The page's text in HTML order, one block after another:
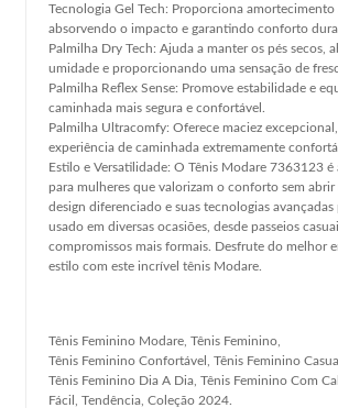
Tecnologia Gel Tech: Proporciona amortecimento
absorvendo o impacto e garantindo conforto
Palmilha Dry Tech: Ajuda a manter os pés secos,
umidade e proporcionando uma sensação de
Palmilha Reflex Sense: Promove estabilidade e
caminhada mais segura e confortável.
Palmilha Ultracomfy: Oferece maciez
experiência de caminhada extremamente
Estilo e Versatilidade: O Tênis Modare 7363123 é
para mulheres que valorizam o conforto sem abrir
design diferenciado e suas tecnologias
usado em diversas ocasiões, desde passeios
compromissos mais formais. Desfrute do melhor
estilo com este incrível tênis Modare.
Tênis Feminino Modare, Tênis Feminino,
Tênis Feminino Confortável, Tênis Feminino Casual,
Tênis Feminino Dia A Dia, Tênis Feminino Com
Fácil, Tendência, Coleção 2024.